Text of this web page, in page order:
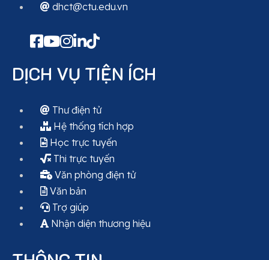
dhct@ctu.edu.vn
DỊCH VỤ TIỆN ÍCH
Thư điện tử
Hệ thống tích hợp
Học trực tuyến
Thi trực tuyến
Văn phòng điện tử
Văn bản
Trợ giúp
Nhận diện thương hiệu